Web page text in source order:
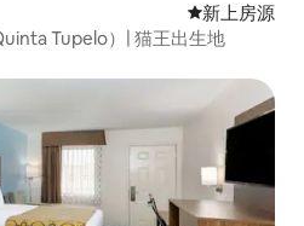
新房源
新上房源
Tupelo）| 猫王出生地